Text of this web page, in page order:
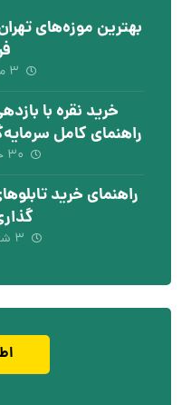
بهترین موزه‌های
۳ مرداد ۱۴۰۵
خرید نقره با
راهنمای کامل
۳۰ خرداد ۱۴۰۵
راهنمای خرید
۳ شهریور ۱۴۰۳